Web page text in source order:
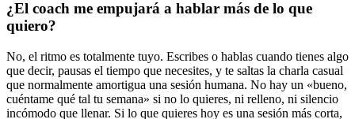
¿El coach me empujará a hablar más de lo que
quiero?
No, el ritmo es totalmente tuyo. Escribes o hablas cuando tienes algo
que decir, pausas el tiempo que necesites, y te saltas la charla casual
que normalmente amortigua una sesión humana. No hay un «bueno,
cuéntame qué tal tu semana» si no lo quieres, ni relleno, ni silencio
incómodo que llenar. Si lo que quieres hoy es una sesión más corta,